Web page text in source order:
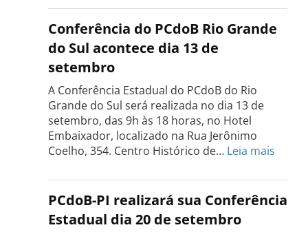
Estadual
do
PCdoB
Tocantins
será
realizada
dia
18
de
setembro
Conferência do PCdoB Rio Grande
do Sul acontece dia 13 de
setembro
A Conferência Estadual do PCdoB do Rio
Grande do Sul será realizada no dia 13 de
setembro, das 9h às 18 horas, no Hotel
Embaixador, localizado na Rua Jerônimo
Coelho, 354. Centro Histórico de… Leia mais
do
PCdoB
Rio
PCdoB-PI realizará sua Conferência
Estadual dia 20 de setembro